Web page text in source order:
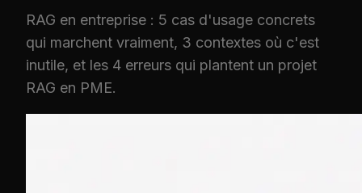
RAG en entreprise : 5 cas d'usage concrets
qui marchent vraiment, 3 contextes où c'est
inutile, et les 4 erreurs qui plantent un projet
RAG en PME.